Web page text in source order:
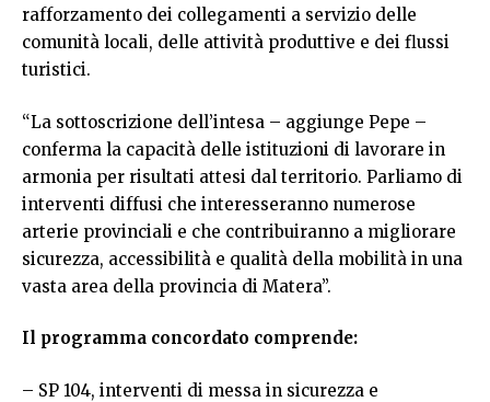
rafforzamento dei collegamenti a servizio delle
comunità locali, delle attività produttive e dei flussi
turistici.
“La sottoscrizione dell’intesa – aggiunge Pepe –
conferma la capacità delle istituzioni di lavorare in
armonia per risultati attesi dal territorio. Parliamo di
interventi diffusi che interesseranno numerose
arterie provinciali e che contribuiranno a migliorare
sicurezza, accessibilità e qualità della mobilità in una
vasta area della provincia di Matera”.
Il programma concordato comprende:
– SP 104, interventi di messa in sicurezza e